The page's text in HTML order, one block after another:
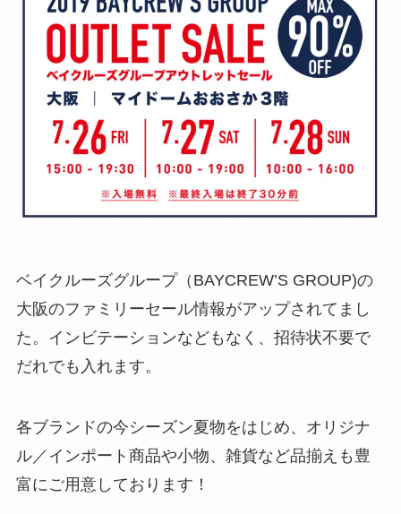
ベイクルーズグループ（BAYCREW’S GROUP)の
大阪のファミリーセール情報がアップされてまし
た。インビテーションなどもなく、招待状不要で
だれでも入れます。
各ブランドの今シーズン夏物をはじめ、オリジナ
ル／インポート商品や小物、雑貨など品揃えも豊
富にご用意しております！